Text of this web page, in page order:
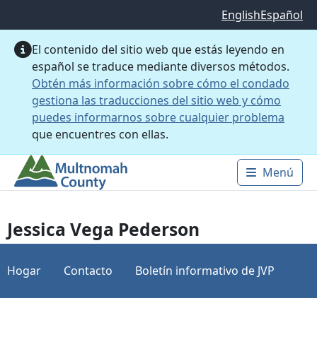
EnglishEspañol
El contenido del sitio web que estás leyendo en
español se traduce mediante diversos métodos.
Obtén más información sobre cómo el condado
gestiona las traducciones del sitio web y cómo
puedes informarnos sobre cualquier problema
que encuentres con ellas.
Main
Menú
Jessica Vega Pederson
Hogar Contacto Boletín informativo de JVP